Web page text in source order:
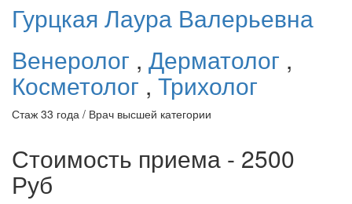
Гурцкая Лаура Валерьевна
Венеролог , Дерматолог ,
Косметолог , Трихолог
Стаж 33 года / Врач высшей категории
Стоимость приема - 2500
Руб